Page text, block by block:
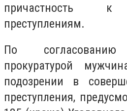
причастность к
преступлениям.
По
прокуратурой
подозрении в
преступления,